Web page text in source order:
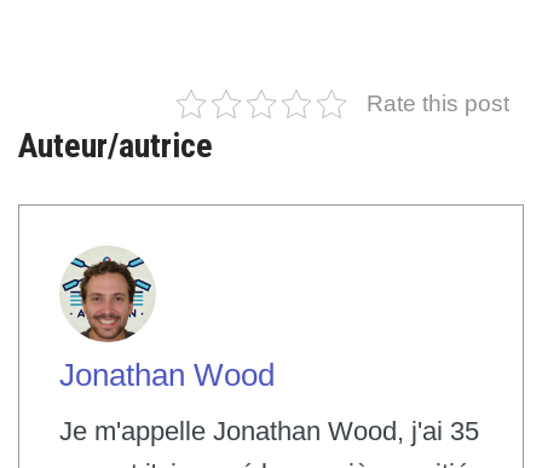
Rate this post
Auteur/autrice
Jonathan Wood
Je m'appelle Jonathan Wood, j'ai 35